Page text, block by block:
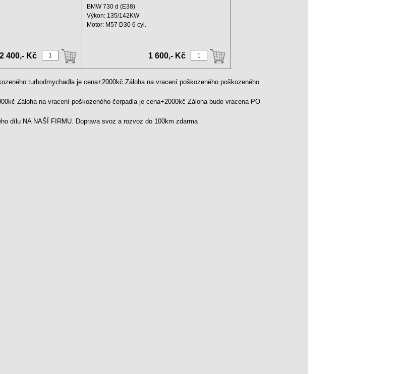
2 400,- Kč
BMW 730 d (E38)
Výkon: 135/142KW
Motor: M57 D30 6 cyl.
1 600,- Kč
turbodmychadla je cena+2000kč Záloha na vracení poškozeného poškozeného
Záloha na vracení poškozeného čerpadla je cena+2000kč Záloha bude vracena PO
dílu NA NAŠÍ FIRMU. Doprava svoz a rozvoz do 100km zdarma